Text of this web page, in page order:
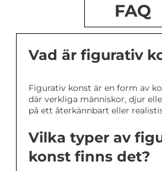
FAQ
Vad är figurativ
Figurativ konst är en form av
där verkliga människor, djur
på ett återkännbart eller
Vilka typer av
konst finns det?